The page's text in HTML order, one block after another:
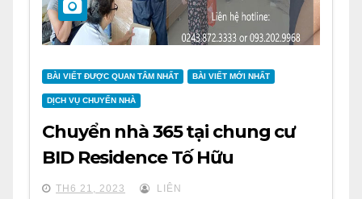
BÀI VIẾT ĐƯỢC QUAN TÂM NHẤT BÀI VIẾT MỚI NHẤT
DỊCH VỤ CHUYỂN NHÀ
Chuyển nhà 365 tại chung cư
BID Residence Tố Hữu
TH6 21, 2023 LIÊN